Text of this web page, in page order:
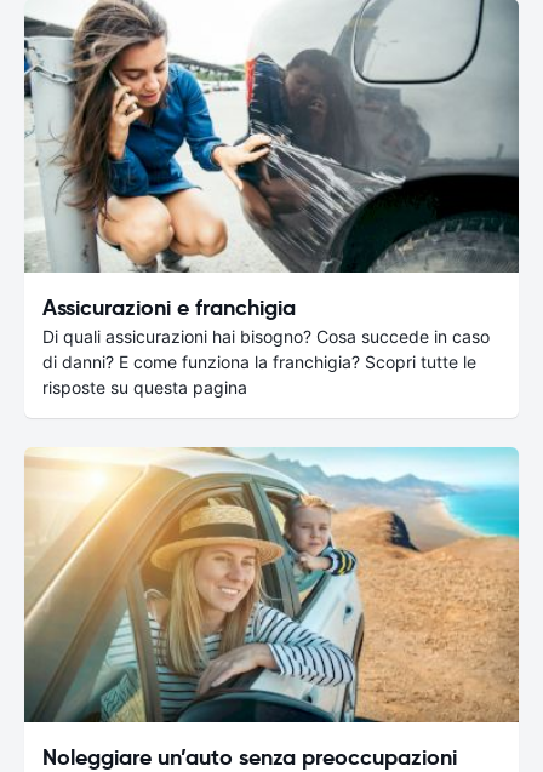
Assicurazioni e franchigia
Di quali assicurazioni hai bisogno? Cosa succede in caso
di danni? E come funziona la franchigia? Scopri tutte le
risposte su questa pagina
Noleggiare un’auto senza preoccupazioni